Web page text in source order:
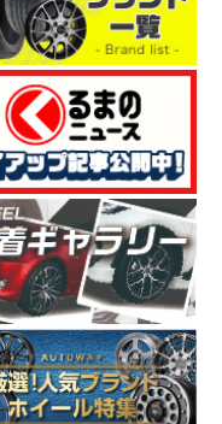
ヤメーカーBRIDGESTONE
最高の品質で社会に貢献」を
年の第一号タイヤ誕生か
メーカーの中から、世界トッ
もなお業界最大手として技術
4.54
社GOODYEAR（グッドイヤ
して以来、120年以上にわた
す。 ユーザーニーズを満たす
や人々の未来を考えた技術
るタイヤメーカーです。
4.66
特設ページは
こちら!